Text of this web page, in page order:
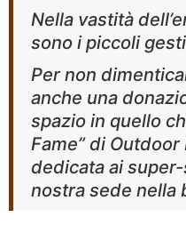
Nella vastità
sono i piccoli
Per non
anche una
spazio in quello
Fame” di
dedicata ai
nostra sede nella